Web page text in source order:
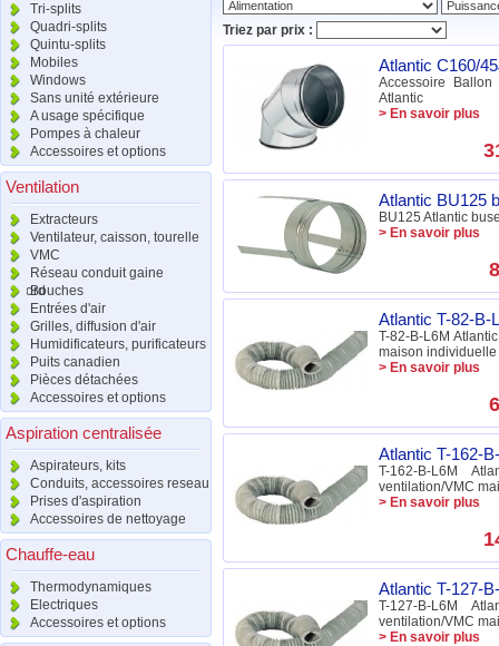
Tri-splits
Quadri-splits
Quintu-splits
Mobiles
Windows
Sans unité extérieure
A usage spécifique
Pompes à chaleur
Accessoires et options
Ventilation
Extracteurs
Ventilateur, caisson, tourelle
VMC
Réseau conduit gaine
raccordBouches
Entrées d'air
Grilles, diffusion d'air
Humidificateurs, purificateurs
Puits canadien
Pièces détachées
Accessoires et options
Aspiration centralisée
Aspirateurs, kits
Conduits, accessoires reseau
Prises d'aspiration
Accessoires de nettoyage
Chauffe-eau
Thermodynamiques
Electriques
Accessoires et options
Triez par prix :
Atlantic C160/
Accessoire
Atlantic
> En savoir plus
Atlantic BU125
BU125 Atlantic
> En savoir plus
Atlantic T-82-B-
T-82-B-L6M
maison individuelle
> En savoir plus
Atlantic T-162-
T-162-B-L6M
ventilation/VMC
> En savoir plus
Atlantic T-127-
T-127-B-L6M
ventilation/VMC
> En savoir plus